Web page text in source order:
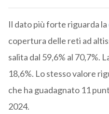
Il dato più forte riguarda la
copertura delle reti ad
salita dal 59,6% al 70,7%.
18,6%. Lo stesso valore
che ha guadagnato 11
2024.